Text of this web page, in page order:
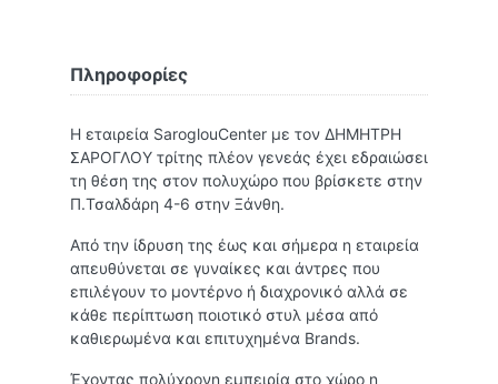
Πληροφορίες
Η εταιρεία SaroglouCenter με τον ΔΗΜΗΤΡΗ
ΣΑΡΟΓΛΟΥ τρίτης πλέον γενεάς έχει εδραιώσει
τη θέση της στον πολυχώρο που βρίσκετε στην
Π.Τσαλδάρη 4-6 στην Ξάνθη.
Από την ίδρυση της έως και σήμερα η εταιρεία
απευθύνεται σε γυναίκες και άντρες που
επιλέγουν το μοντέρνο ή διαχρονικό αλλά σε
κάθε περίπτωση ποιοτικό στυλ μέσα από
καθιερωμένα και επιτυχημένα Brands.
Έχοντας πολύχρονη εμπειρία στο χώρο η